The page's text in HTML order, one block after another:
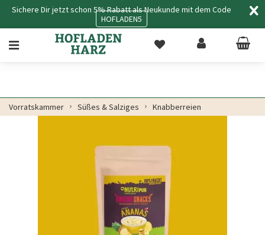
Sichere Dir jetzt schon 5% Rabatt als Neukunde mit dem Code
HOFLADEN5
Vorratskammer Süßes & Salziges Knabberreien